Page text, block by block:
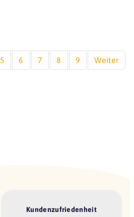
5 6 7 8 9 Weiter
Kundenzufriedenheit